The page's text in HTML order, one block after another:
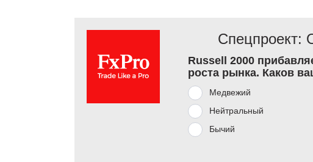
Спецпроект:
Russell 2000
роста рынка. Каков
Медвежий
Нейтральный
Бычий